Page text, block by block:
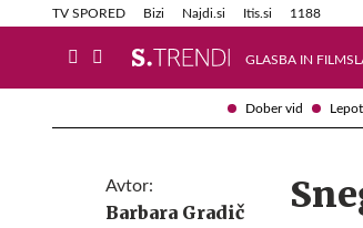
Dober vid
TV SPORED Bizi Najdi.si Itis.si 1188
GLASBA IN FILM
Info in obvestila Tehnik
Avtor:
Barbara Gradič